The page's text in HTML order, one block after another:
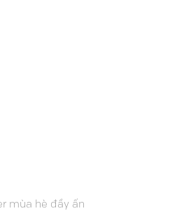
mùa hè đầy ấn